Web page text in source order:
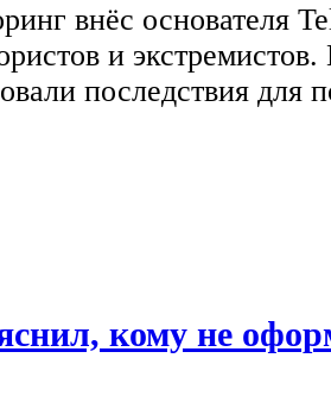
внёс основателя
и
последствия для
кому не